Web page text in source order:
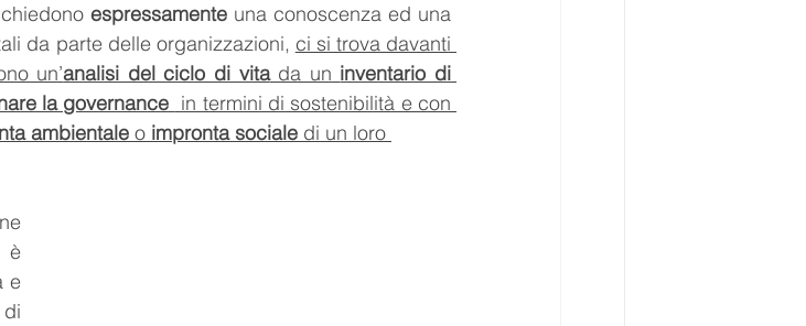
espressamente una conoscenza ed una
da parte delle organizzazioni, ci si trova davanti
un’analisi del ciclo di vita da un inventario di
la governance in termini di sostenibilità e con
ambientale o impronta sociale di un loro
è